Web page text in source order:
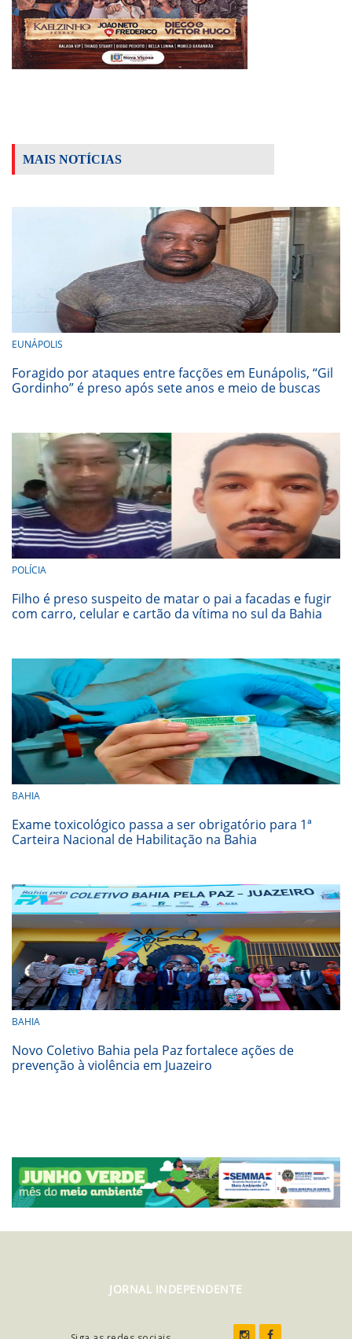
MAIS NOTÍCIAS
EUNÁPOLIS
Foragido por ataques entre facções em Eunápolis, “Gil
Gordinho” é preso após sete anos e meio de buscas
POLÍCIA
Filho é preso suspeito de matar o pai a facadas e fugir
com carro, celular e cartão da vítima no sul da Bahia
BAHIA
Exame toxicológico passa a ser obrigatório para 1ª
Carteira Nacional de Habilitação na Bahia
BAHIA
Novo Coletivo Bahia pela Paz fortalece ações de
prevenção à violência em Juazeiro
JORNAL INDEPENDENTE